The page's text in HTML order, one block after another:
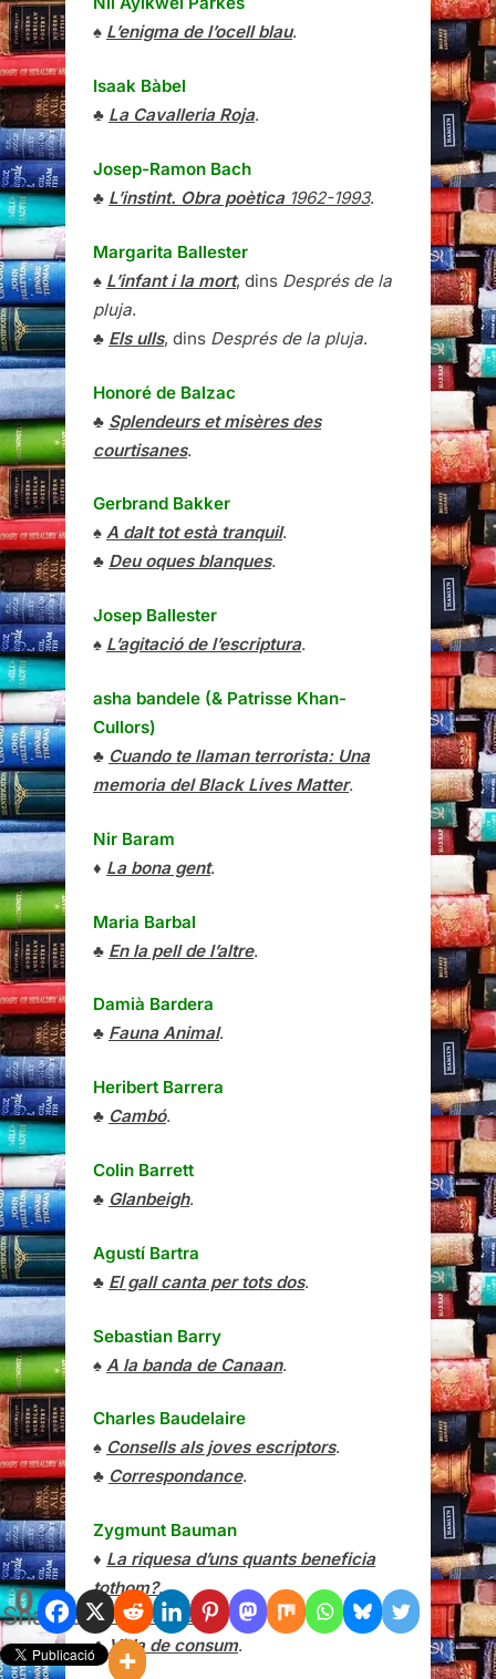
0
Shares
♠ L’enigma de l’ocell blau.
Isaak Bàbel
♣ La Cavalleria Roja.
Josep-Ramon Bach
♣ L’instint. Obra poètica1962-1993.
Margarita Ballester
♠ L’infant i la mort, dins Després de la
pluja.
♣ Els ulls, dins Després de la pluja.
Honoré de Balzac
♣ Splendeurs et misères des
courtisanes.
Gerbrand Bakker
♠ A dalt tot està tranquil.
♣ Deu oques blanques.
Josep Ballester
♠ L’agitació de l’escriptura.
asha bandele (& Patrisse Khan-
Cullors)
♣ Cuando te llaman terrorista: Una
memoria del Black Lives Matter.
Nir Baram
♦ La bona gent.
Maria Barbal
♣ En la pell de l’altre.
Damià Bardera
♣ Fauna Animal.
Heribert Barrera
♣ Cambó.
Colin Barrett
♣ Glanbeigh.
Agustí Bartra
♣ El gall canta per tots dos.
Sebastian Barry
♠ A la banda de Canaan.
Charles Baudelaire
♠ Consells als joves escriptors.
♣ Correspondance.
Zygmunt Bauman
♦ La riquesa d’uns quants beneficia
tothom?.
♠ Temps líquids.
♣Vida de consum.